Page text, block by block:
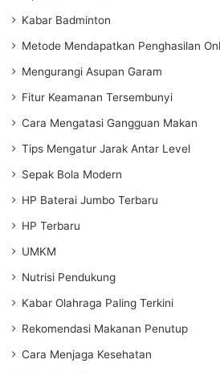
Kabar Badminton
Metode Mendapatkan Penghasilan
Mengurangi Asupan Garam
Fitur Keamanan Tersembunyi
Cara Mengatasi Gangguan Makan
Tips Mengatur Jarak Antar Level
Sepak Bola Modern
HP Baterai Jumbo Terbaru
HP Terbaru
UMKM
Nutrisi Pendukung
Kabar Olahraga Paling Terkini
Rekomendasi Makanan Penutup
Cara Menjaga Kesehatan